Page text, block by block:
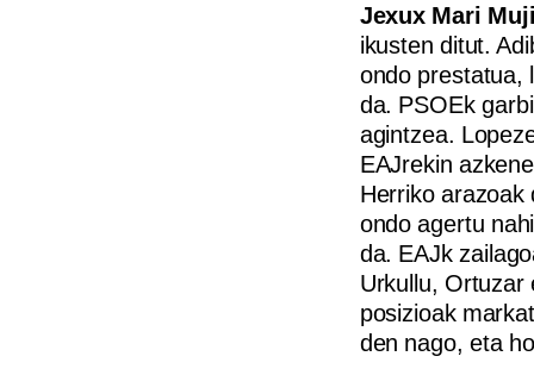
Jexux Mari
ikusten ditut.
ondo prestatua,
da. PSOEk
agintzea.
EAJrekin
Herriko arazoak
ondo agertu
da. EAJk
Urkullu, Ortuzar
posizioak
den nago, eta